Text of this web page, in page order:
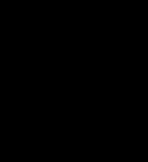
Museum
Beauftragten der Bundesregierung für